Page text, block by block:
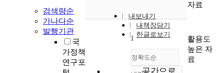
검색량순
가나다순
발행기관
국
가정책
연구포
내보내기
내책장담기
한글로보기
정확도순
1
자료
활용도
높은 자
료